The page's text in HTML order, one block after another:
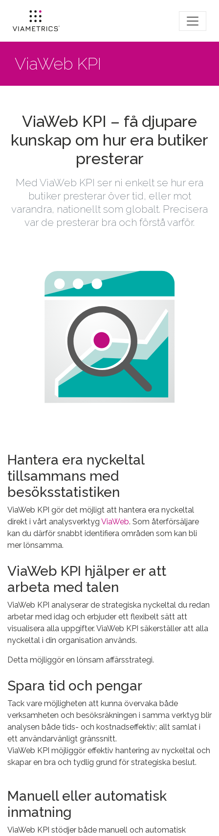
ViaWeb KPI
ViaWeb KPI – få djupare
kunskap om hur era butiker
presterar
Med ViaWeb KPI ser ni enkelt se hur era
butiker presterar över tid, eller mot
varandra, nationellt som globalt. Precisera
var de presterar bra och förstå varför.
Hantera era nyckeltal
tillsammans med
besöksstatistiken
ViaWeb KPI gör det möjligt att hantera era nyckeltal
direkt i vårt analysverktyg ViaWeb. Som återförsäljare
kan du därför snabbt identifiera områden som kan bli
mer lönsamma.
ViaWeb KPI hjälper er att
arbeta med talen
ViaWeb KPI analyserar de strategiska nyckeltal du redan
arbetar med idag och erbjuder ett flexibelt sätt att
visualisera alla uppgifter. ViaWeb KPI säkerställer att alla
nyckeltal i din organisation används.
Detta möjliggör en lönsam affärsstrategi.
Spara tid och pengar
Tack vare möjligheten att kunna övervaka både
verksamheten och besöksräkningen i samma verktyg blir
analysen både tids- och kostnadseffektiv; allt samlat i
ett användarvänligt gränssnitt.
ViaWeb KPI möjliggör effektiv hantering av nyckeltal och
skapar en bra och tydlig grund för strategiska beslut.
Manuell eller automatisk
inmatning
ViaWeb KPI stödjer både manuell och automatisk